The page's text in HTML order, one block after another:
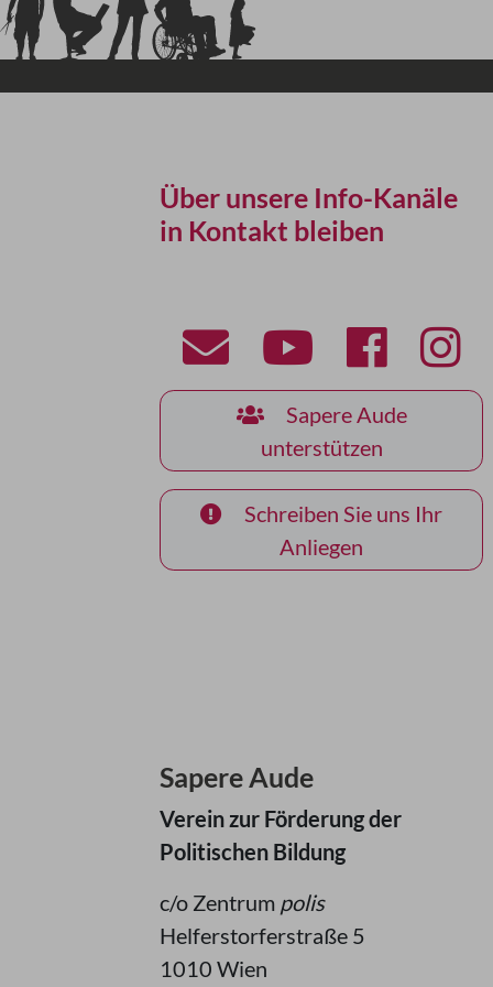
Über unsere Info-Kanäle
in Kontakt bleiben
Sapere Aude
unterstützen
Schreiben Sie uns Ihr
Anliegen
Sapere Aude
Verein zur Förderung der
Politischen Bildung
c/o Zentrum polis
Helferstorferstraße 5
1010 Wien